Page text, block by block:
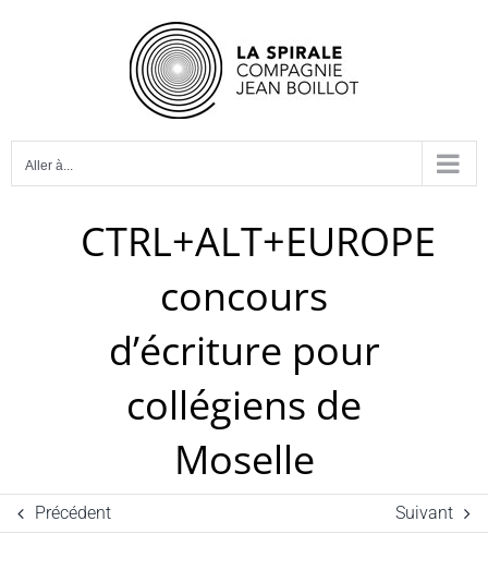
Aller à...
CTRL+ALT+EUROPE
concours
d’écriture pour
collégiens de
Moselle
Précédent Suivant